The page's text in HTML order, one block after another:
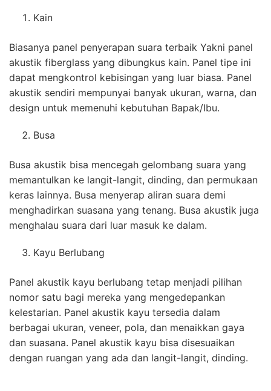
Kain
Biasanya panel penyerapan suara terbaik Yakni panel
akustik fiberglass yang dibungkus kain. Panel tipe ini
dapat mengkontrol kebisingan yang luar biasa. Panel
akustik sendiri mempunyai banyak ukuran, warna, dan
design untuk memenuhi kebutuhan Bapak/Ibu.
Busa
Busa akustik bisa mencegah gelombang suara yang
memantulkan ke langit-langit, dinding, dan permukaan
keras lainnya. Busa menyerap aliran suara demi
menghadirkan suasana yang tenang. Busa akustik juga
menghalau suara dari luar masuk ke dalam.
Kayu Berlubang
Panel akustik kayu berlubang tetap menjadi pilihan
nomor satu bagi mereka yang mengedepankan
kelestarian. Panel akustik kayu tersedia dalam
berbagai ukuran, veneer, pola, dan menaikkan gaya
dan suasana. Panel akustik kayu bisa disesuaikan
dengan ruangan yang ada dan langit-langit, dinding.